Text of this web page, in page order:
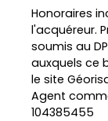
Honoraires
l'acquéreur.
soumis au
auxquels ce
le site
Agent
104385455